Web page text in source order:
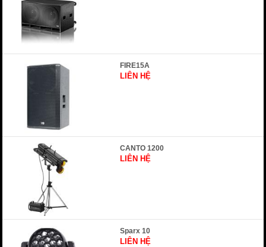
FIRE15A
LIÊN HỆ
CANTO 1200
LIÊN HỆ
Sparx 10
LIÊN HỆ